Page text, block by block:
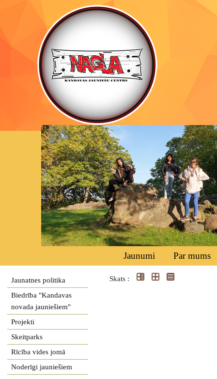
Jaunumi Par mums
Jaunatnes politika
Biedrība "Kandavas
novada jauniešiem"
Projekti
Skeitparks
Rīcība vides jomā
Noderīgi jauniešiem
Skats :